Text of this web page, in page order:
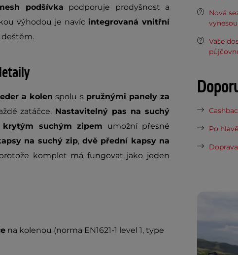
podšívka podporuje prodyšnost a
výhodou je navíc integrovaná vnitřní
deštěm.
a kolen spolu s pružnými panely za
zatáčce. Nastavitelný pas na suchý
suchým zipem umožní přesné
na suchý zip, dvě přední kapsy na
komplet má fungovat jako jeden
na kolenou (norma EN1621-1 level 1, type
Nová
Vaše
Po